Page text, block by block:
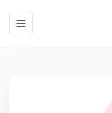
Toggle navigation